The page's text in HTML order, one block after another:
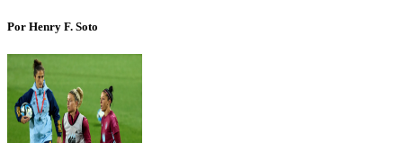
Por Henry F. Soto